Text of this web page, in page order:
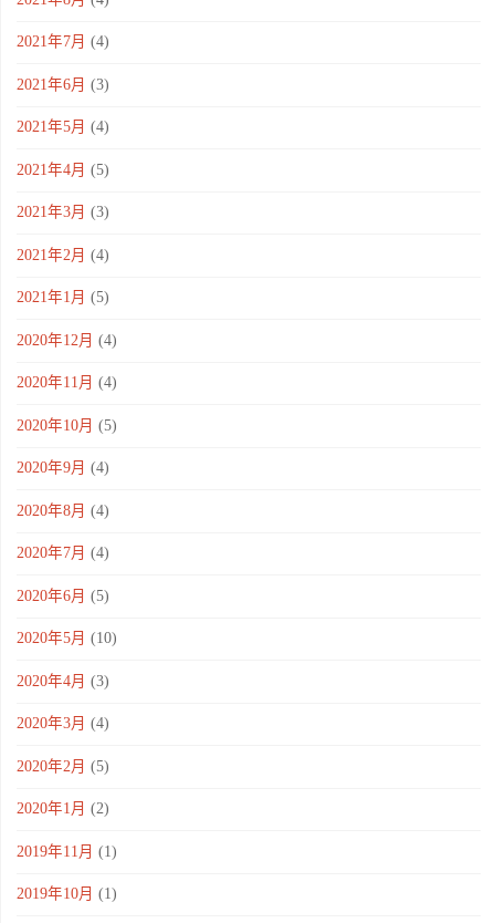
2021年7月 (4)
2021年6月 (3)
2021年5月 (4)
2021年4月 (5)
2021年3月 (3)
2021年2月 (4)
2021年1月 (5)
2020年12月 (4)
2020年11月 (4)
2020年10月 (5)
2020年9月 (4)
2020年8月 (4)
2020年7月 (4)
2020年6月 (5)
2020年5月 (10)
2020年4月 (3)
2020年3月 (4)
2020年2月 (5)
2020年1月 (2)
2019年11月 (1)
2019年10月 (1)